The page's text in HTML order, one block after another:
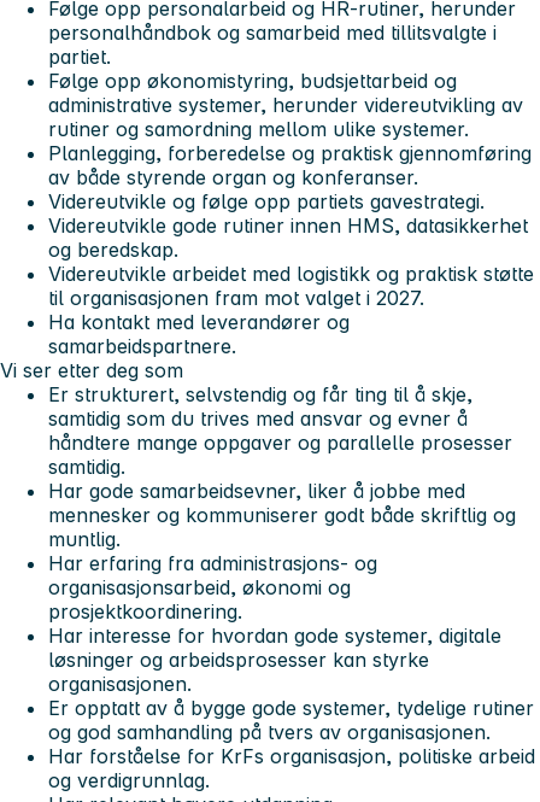
Følge opp personalarbeid og HR-rutiner, herunder
personalhåndbok og samarbeid med tillitsvalgte i
partiet.
Følge opp økonomistyring, budsjettarbeid og
administrative systemer, herunder videreutvikling av
rutiner og samordning mellom ulike systemer.
Planlegging, forberedelse og praktisk gjennomføring
av både styrende organ og konferanser.
Videreutvikle og følge opp partiets gavestrategi.
Videreutvikle gode rutiner innen HMS, datasikkerhet
og beredskap.
Videreutvikle arbeidet med logistikk og praktisk støtte
til organisasjonen fram mot valget i 2027.
Ha kontakt med leverandører og
samarbeidspartnere.
Vi ser etter deg som
Er strukturert, selvstendig og får ting til å skje,
samtidig som du trives med ansvar og evner å
håndtere mange oppgaver og parallelle prosesser
samtidig.
Har gode samarbeidsevner, liker å jobbe med
mennesker og kommuniserer godt både skriftlig og
muntlig.
Har erfaring fra administrasjons- og
organisasjonsarbeid, økonomi og
prosjektkoordinering.
Har interesse for hvordan gode systemer, digitale
løsninger og arbeidsprosesser kan styrke
organisasjonen.
Er opptatt av å bygge gode systemer, tydelige rutiner
og god samhandling på tvers av organisasjonen.
Har forståelse for KrFs organisasjon, politiske arbeid
og verdigrunnlag.